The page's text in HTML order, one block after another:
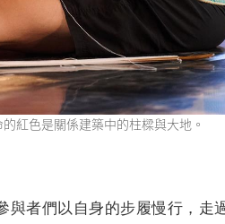
紅色是關係建築中的柱樑與大地。
者們以自身的步履慢行，走
發以前，原住民就是這樣長途